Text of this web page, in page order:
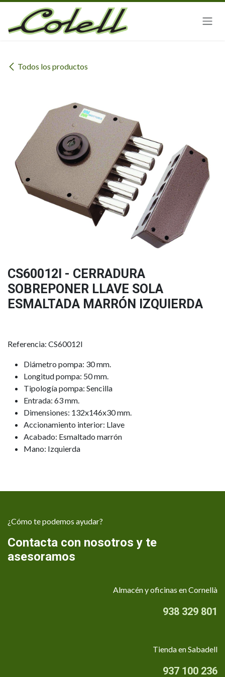
Ir al contenido
Todos los productos
CS60012I - CERRADURA
SOBREPONER LLAVE SOLA
ESMALTADA MARRÓN IZQUIERDA
Referencia: CS60012I
Diámetro pompa: 30 mm.
Longitud pompa: 50 mm.
Tipología pompa: Sencilla
Entrada: 63 mm.
Dimensiones: 132x146x30 mm.
Accionamiento interior: Llave
Acabado: Esmaltado marrón
Mano: Izquierda
¿Cómo te podemos ayudar?
Contacta con nosotros y te
asesoramos
Almacén y oficinas en Cornellà
938 329 801
Tienda en Sabadell
937 100 236